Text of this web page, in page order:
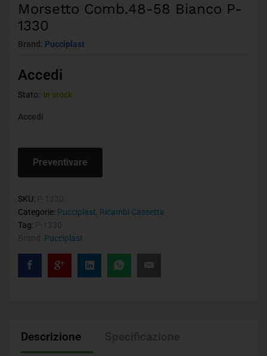
Morsetto Comb.48-58 Bianco P-
1330
Brand: Pucciplast
Accedi
Stato: In stock
Accedi
Preventivare
SKU:
Categorie: Pucciplast Ricambi Cassetta
Tag:
Pucciplast
Descrizione